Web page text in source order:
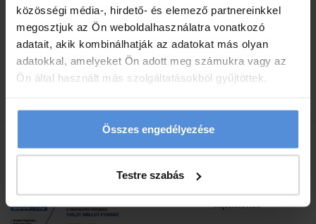
közösségi média-, hirdető- és elemező partnereinkkel
megosztjuk az Ön weboldalhasználatra vonatkozó
adatait, akik kombinálhatják az adatokat más olyan
adatokkal, amelyeket Ön adott meg számukra vagy az
Ön által használt más szolgáltatásokból gyűjtöttek.
Összes engedélyezése
Testre szabás
MINIMUM 2 ÉJSZAKA
REGGELIVEL